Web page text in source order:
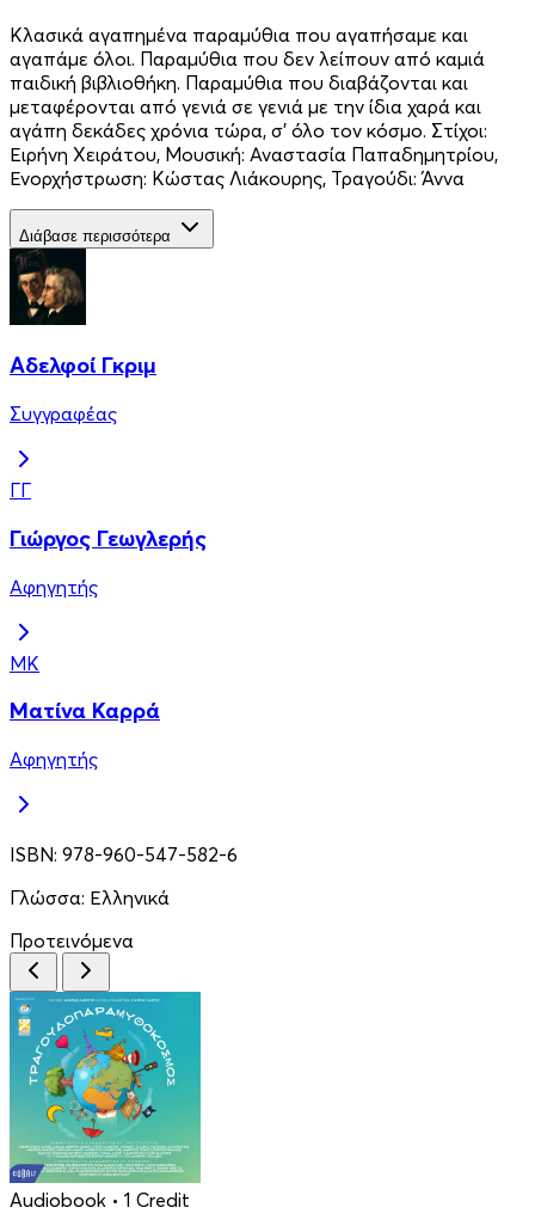
Κλασικά αγαπημένα παραμύθια που αγαπήσαμε και
αγαπάμε όλοι. Παραμύθια που δεν λείπουν από καμιά
παιδική βιβλιοθήκη. Παραμύθια που διαβάζονται και
μεταφέρονται από γενιά σε γενιά με την ίδια χαρά και
αγάπη δεκάδες χρόνια τώρα, σ’ όλο τον κόσμο. Στίχοι:
Ειρήνη Χειράτου, Μουσική: Αναστασία Παπαδημητρίου,
Ενορχήστρωση: Κώστας Λιάκουρης, Τραγούδι: Άννα
Διάβασε περισσότερα
Αδελφοί Γκριμ
Συγγραφέας
ΓΓ
Γιώργος Γεωγλερής
Αφηγητής
ΜΚ
Ματίνα Καρρά
Αφηγητής
ISBN: 978-960-547-582-6
Γλώσσα: Ελληνικά
Προτεινόμενα
Audiobook • 1 Credit